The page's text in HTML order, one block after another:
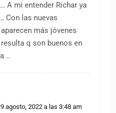
A mi entender Richar ya
Con las nuevas
más jóvenes
q son buenos en
..
agosto, 2022 a las 3:48 am